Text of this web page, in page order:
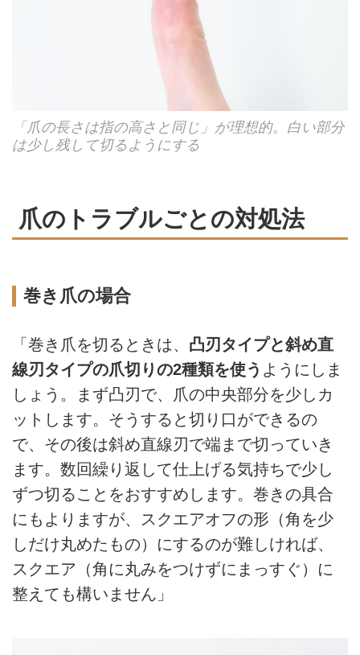
「爪の長さは指の高さと同じ」が理想的。白い部分
は少し残して切るようにする
爪のトラブルごとの対処法
巻き爪の場合
「巻き爪を切るときは、 凸刃タイプと斜め直
線刃タイプの爪切りの2種類を使う ようにしま
しょう。まず凸刃で、爪の中央部分を少しカ
ットします。そうすると切り口ができるの
で、その後は斜め直線刃で端まで切っていき
ます。数回繰り返して仕上げる気持ちで少し
ずつ切ることをおすすめします。巻きの具合
にもよりますが、スクエアオフの形（角を少
しだけ丸めたもの）にするのが難しければ、
スクエア（角に丸みをつけずにまっすぐ）に
整えても構いません」